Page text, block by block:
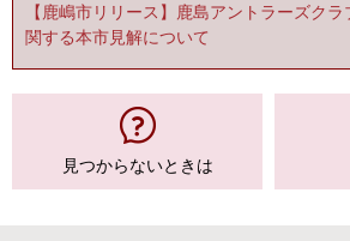
【鹿嶋市リリース】鹿島アントラーズク
関する本市見解について
見つからないときは